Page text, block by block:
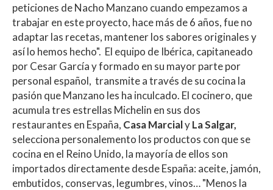
peticiones de Nacho Manzano cuando empezamos a
trabajar en este proyecto, hace más de 6 años, fue no
adaptar las recetas, mantener los sabores originales y
así lo hemos hecho". El equipo de Ibérica, capitaneado
por Cesar García y formado en su mayor parte por
personal español, transmite a través de su cocina la
pasión que Manzano les ha inculcado. El cocinero, que
acumula tres estrellas Michelin en sus dos
restaurantes en España, Casa MarcialyLa Salgar,
selecciona personalemento los productos con que se
cocina en el Reino Unido, la mayoría de ellos son
importados directamente desde España: aceite, jamón,
embutidos, conservas, legumbres, vinos… "Menos la